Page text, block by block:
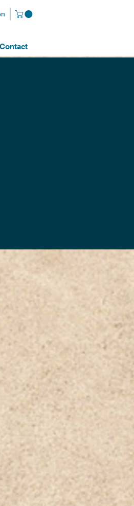
Contact